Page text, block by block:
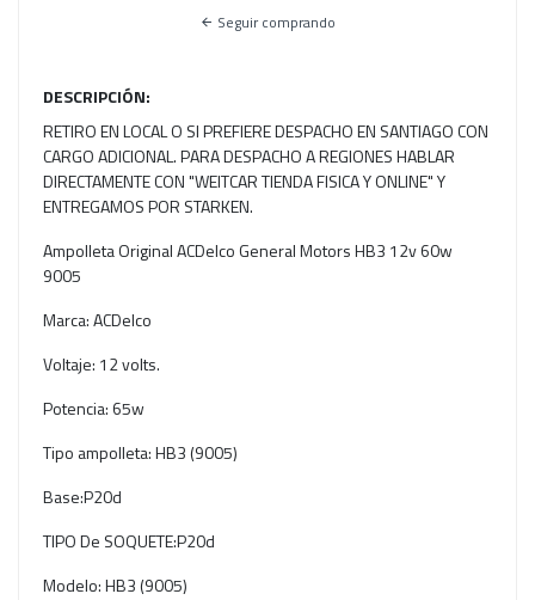
Seguir comprando
DESCRIPCIÓN:
RETIRO EN LOCAL O SI PREFIERE DESPACHO EN SANTIAGO CON
CARGO ADICIONAL. PARA DESPACHO A REGIONES HABLAR
DIRECTAMENTE CON "WEITCAR TIENDA FISICA Y ONLINE" Y
ENTREGAMOS POR STARKEN.
Ampolleta Original ACDelco General Motors HB3 12v 60w
9005
Marca: ACDelco
Voltaje: 12 volts.
Potencia: 65w
Tipo ampolleta: HB3 (9005)
Base:P20d
TIPO De SOQUETE:P20d
Modelo: HB3 (9005)